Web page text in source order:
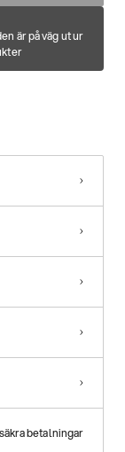
är på väg ut ur
betalningar